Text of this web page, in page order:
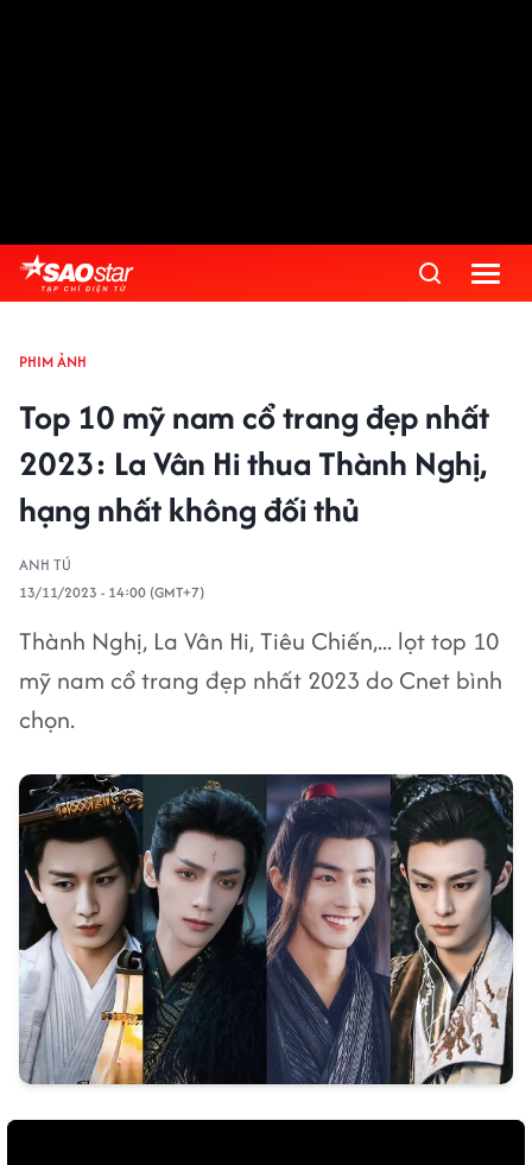
PHIM ẢNH
Top 10 mỹ nam cổ trang đẹp nhất
2023: La Vân Hi thua Thành Nghị,
hạng nhất không đối thủ
ANH TÚ
13/11/2023 - 14:00 (GMT+7)
Thành Nghị, La Vân Hi, Tiêu Chiến,... lọt top 10
mỹ nam cổ trang đẹp nhất 2023 do Cnet bình
chọn.